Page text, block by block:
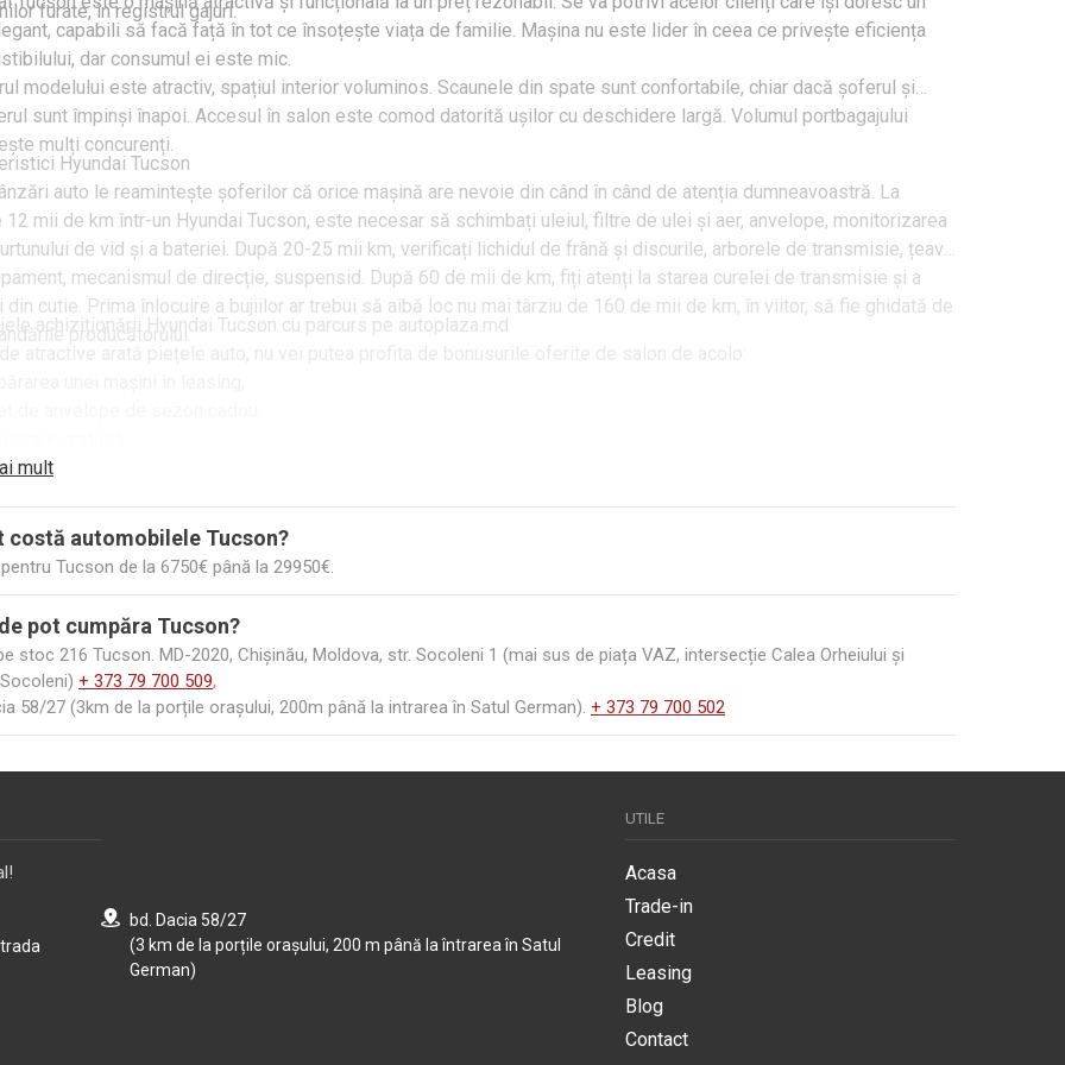
furate, în registrul gajuri.
capabili să facă față în tot ce însoțește viața de familie. Mașina nu este lider în ceea ce privește eficiența
dar consumul ei este mic.
modelului este atractiv, spațiul interior voluminos. Scaunele din spate sunt confortabile, chiar dacă șoferul și
sunt împinși înapoi. Accesul în salon este comod datorită ușilor cu deschidere largă. Volumul portbagajului
mulți concurenți.
Hyundai Tucson
auto le reamintește șoferilor că orice mașină are nevoie din când în când de atenția dumneavoastră. La
12 mii de km într-un Hyundai Tucson, este necesar să schimbați uleiul, filtre de ulei și aer, anvelope, monitorizarea
de vid și a bateriei. După 20-25 mii km, verificați lichidul de frână și discurile, arborele de transmisie, țeava
mecanismul de direcție, suspensid. După 60 de mii de km, fiți atenți la starea curelei de transmisie și a
din cutie. Prima înlocuire a bujiilor ar trebui să aibă loc nu mai târziu de 160 de mii de km, în viitor, să fie ghidată de
producătorului.
achiziționării Hyundai Tucson cu parcurs pe autoplaza.md
de atractive arată piețele auto, nu vei putea profita de bonusurile oferite de salon de acolo:
mașinii dumneavoastră pe Hyundai Tucson;
întrebări, vă rugăm să contactați parcarea din Chișinău, contactele sunt afișate pe pagină. Dacă doriți să
un Hyundai Tucson, vizitați site-ul autoplaza.md.
mult
costă automobilele Tucson?
Tucson de la 6750€ până la 29950€.
pot cumpăra Tucson?
stoc 216 Tucson. MD-2020, Chișinău, Moldova, str. Socoleni 1 (mai sus de piața VAZ, intersecție Calea Orheiului și
+ 373 79 700 509,
58/27 (3km de la porțile orașului, 200m până la intrarea în Satul German). + 373 79 700 502
bd. Dacia 58/27
(3 km de la porțile orașului, 200 m până la întrarea în Satul
German)
UTILE
Acasa
Trade-in
Credit
Leasing
Blog
Contact